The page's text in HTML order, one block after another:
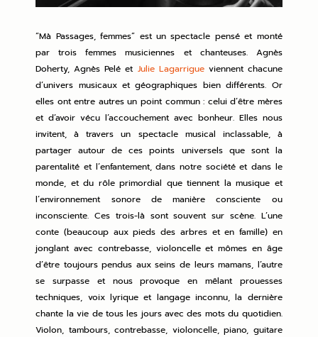
“Mà Passages, femmes” est un spectacle pensé et monté
par trois femmes musiciennes et chanteuses. Agnès
Doherty,Agnès Pelé et Julie Lagarrigueviennent chacune
d’univers musicaux et géographiques bien différents. Or
elles ont entre autres un point commun : celui d’être mères
et d’avoir vécu l’accouchement avec bonheur. Elles nous
invitent, à travers un spectacle musical inclassable, à
partager autour de ces points universels que sont la
parentalité et l’enfantement, dans notre société et dans le
monde, et du rôle primordial que tiennent la musique et
l’environnement sonore de manière consciente ou
inconsciente. Ces trois-là sont souvent sur scène. L’une
conte (beaucoup aux pieds des arbres et en famille) en
jonglant avec contrebasse, violoncelle et mômes en âge
d’être toujours pendus aux seins de leurs mamans, l’autre
se surpasse et nous provoque en mêlant prouesses
techniques, voix lyrique et langage inconnu, la dernière
chante la vie de tous les jours avec des mots du quotidien.
Violon, tambours, contrebasse, violoncelle, piano, guitare